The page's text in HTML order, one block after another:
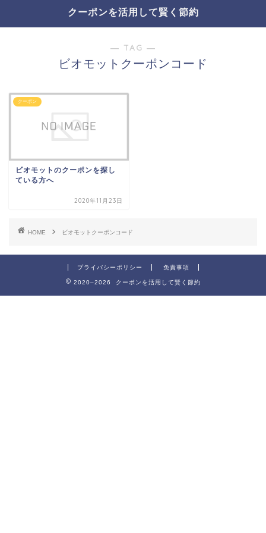
クーポンを活用して賢く節約
― TAG ―
ビオモットクーポンコード
クーポン
ビオモットのクーポンを探し
ている方へ
2020年11月23日
HOME ビオモットクーポンコード
プライバシーポリシー 免責事項
2020–2026 クーポンを活用して賢く節約